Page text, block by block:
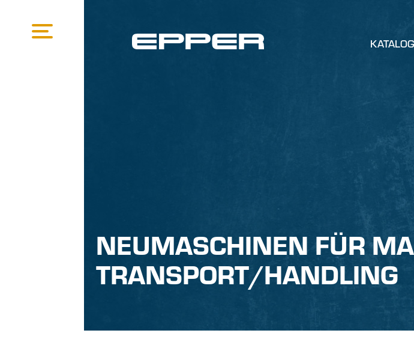
NEUMASCHINEN FÜR
TRANSPORT/HANDLING